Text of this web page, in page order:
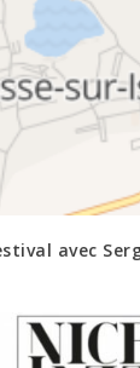
avec